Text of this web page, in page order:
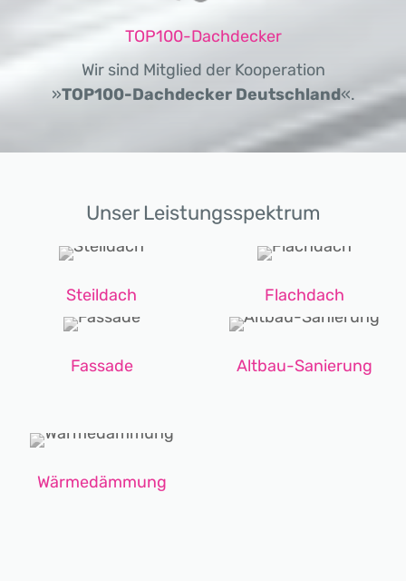
TOP100-Dachdecker
Wir sind Mitglied der Kooperation
»TOP100-Dachdecker Deutschland«.
Unser Leistungsspektrum
Steildach Flachdach
Fassade Altbau-Sanierung
Wärmedämmung